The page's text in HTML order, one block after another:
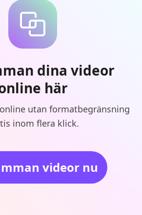
dina videor
här
utan formatbegränsning
inom flera klick.
videor nu